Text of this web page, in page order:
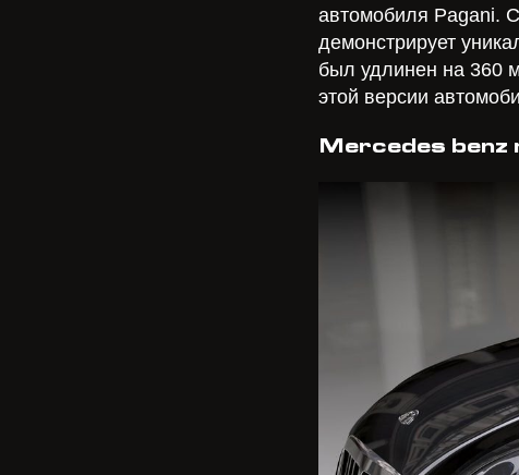
автомобиля Pagani.
демонстрирует
был удлинен на 360
этой версии
Mercedes benz